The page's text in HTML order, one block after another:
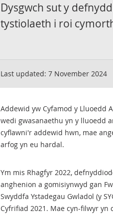
Dysgwch sut y
tystiolaeth i roi
Last updated: 7 November 2024
Addewid yw Cyfamod y Lluoedd
wedi gwasanaethu yn y lluoedd
cyflawni'r addewid hwn, mae
arfog yn eu hardal.
Ym mis Rhagfyr 2022,
anghenion a gomisiynwyd gan
Swyddfa Ystadegau Gwladol (y
Cyfrifiad 2021. Mae cyn-filwyr